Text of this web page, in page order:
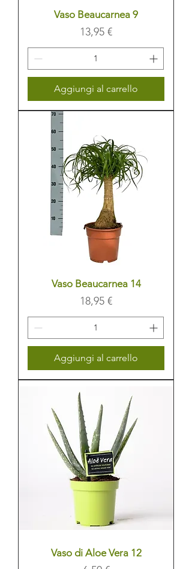
Vaso Beaucarnea 9
Prezzo
13,95 €
Aggiungi al carrello
Vaso Beaucarnea 14
Prezzo
18,95 €
Aggiungi al carrello
Vaso di Aloe Vera 12